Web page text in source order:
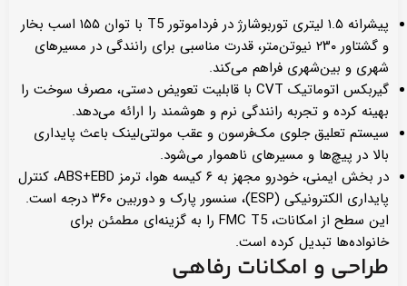
پیشرانه ۱.۵ لیتری توربوشارژ در فرداموتور T5 با توان ۱۵۵ اسب بخار
و گشتاور ۲۳۰ نیوتن‌متر، قدرت مناسبی برای رانندگی در مسیرهای
شهری و بین‌شهری فراهم می‌کند.
گیربکس اتوماتیک CVT با قابلیت تعویض دستی، مصرف سوخت را
بهینه کرده و تجربه رانندگی نرم و هوشمند را ارائه می‌دهد.
سیستم تعلیق جلوی مک‌فرسون و عقب مولتی‌لینک باعث پایداری
بالا در پیچ‌ها و مسیرهای ناهموار می‌شود.
در بخش ایمنی، خودرو مجهز به ۶ کیسه هوا، ترمز ABS+EBD، کنترل
پایداری الکترونیکی (ESP)، سنسور پارک و دوربین ۳۶۰ درجه است.
این سطح از امکانات، FMC T5 را به گزینه‌ای مطمئن برای
خانواده‌ها تبدیل کرده است.
طراحی و امکانات رفاهی